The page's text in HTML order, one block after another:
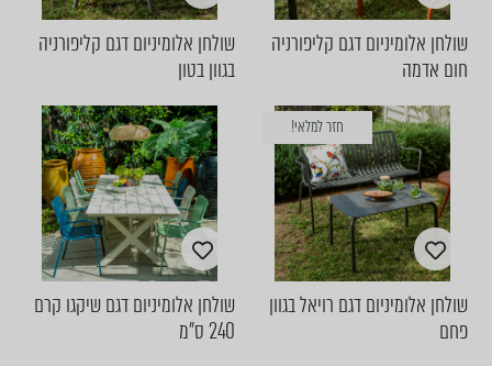
שולחן אלומיניום דגם קליפורניה
חום אדמה
שולחן אלומיניום דגם קליפורניה
בגוון בטון
חזר למלאי!
שולחן אלומיניום דגם רויאל בגוון
פחם
שולחן אלומיניום דגם שיקגו קרם
240 ס"מ